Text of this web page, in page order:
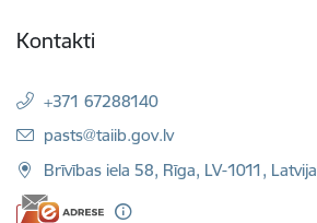
Kontakti
+371 67288140
E-pasts:
pasts@taiib.gov.lv
Brīvības iela 58, Rīga, LV-1011, Latvija